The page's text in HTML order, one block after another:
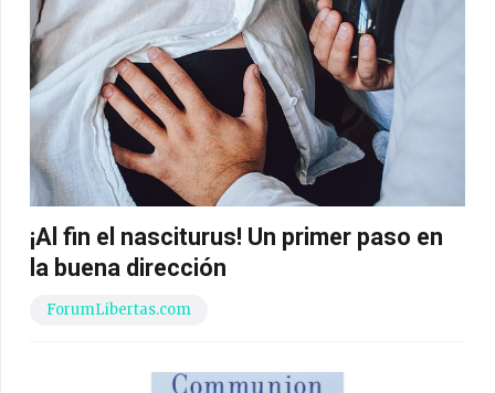
¡Al fin el nasciturus! Un primer paso en
la buena dirección
ForumLibertas.com